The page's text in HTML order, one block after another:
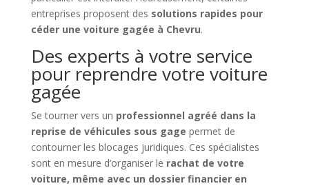
entreprises proposent des solutions rapides pour
céder une voiture gagée à Chevru.
Des experts à votre service
pour reprendre votre voiture
gagée
Se tourner vers un professionnel agréé dans la
reprise de véhicules sous gage permet de
contourner les blocages juridiques. Ces spécialistes
sont en mesure d’organiser le rachat de votre
voiture, même avec un dossier financier en